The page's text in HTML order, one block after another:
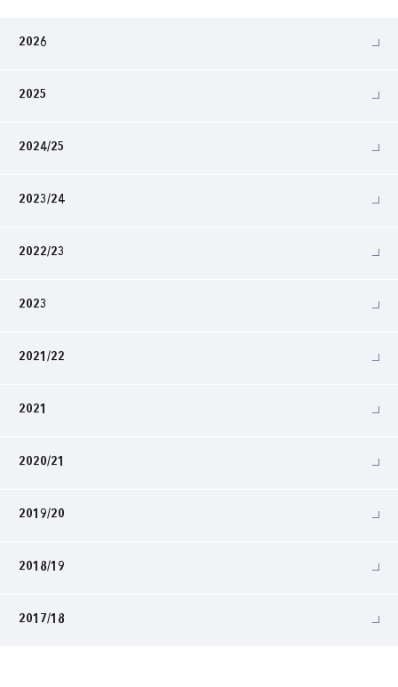
2026
2025
2024/25
2023/24
2022/23
2023
2021/22
2021
2020/21
2019/20
2018/19
2017/18